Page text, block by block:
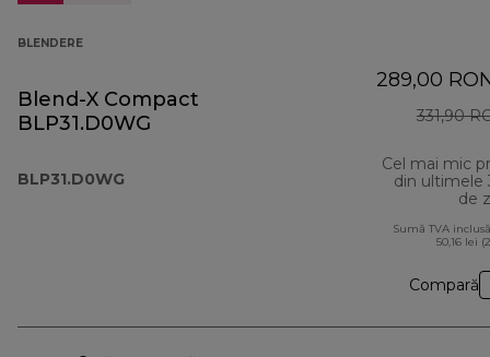
BLENDERE
Blend-X Compact
BLP31.D0WG
BLP31.D0WG
289,00
331,90
Cel mai mic
din ultimele
de
Sumă TVA
50,16 lei
Compară